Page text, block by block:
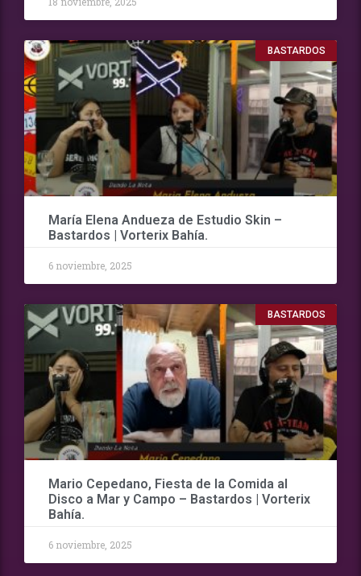
BASTARDOS
María Elena Andueza de Estudio Skin –
Bastardos | Vorterix Bahía.
6 noviembre, 2025
BASTARDOS
Mario Cepedano, Fiesta de la Comida al
Disco a Mar y Campo – Bastardos | Vorterix
Bahía.
6 noviembre, 2025